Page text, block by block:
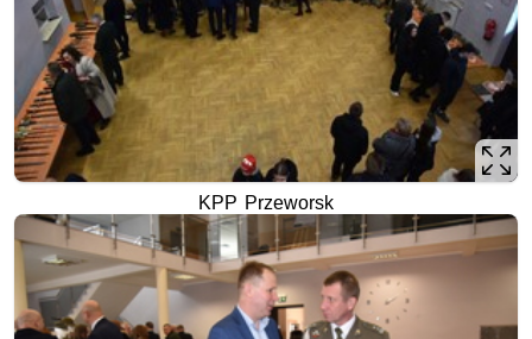
KPP Przeworsk